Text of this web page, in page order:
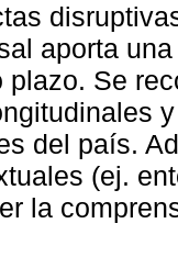
aporta
plazo. Se
del país.
(ej.
la